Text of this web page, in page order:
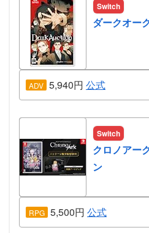
Switch
ダークオー
ADV 5,940円 公式
Switch
クロノアー
ン
RPG 5,500円 公式